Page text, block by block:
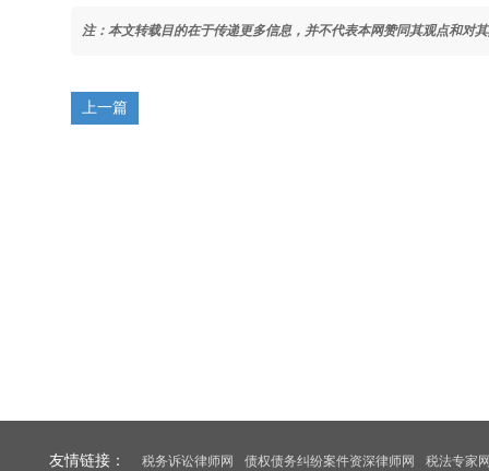
注：本文转载目的在于传递更多信息，并不代表本网赞同其观点和对
上一篇
友情链接： 税务诉讼律师网 债权债务纠纷案件资深律师网 税法专家